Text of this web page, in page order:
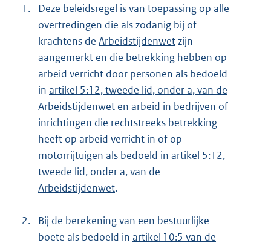
1.
Deze beleidsregel is van toepassing op alle
overtredingen die als zodanig bij of
krachtens de Arbeidstijdenwetzijn
aangemerkt en die betrekking hebben op
arbeid verricht door personen als bedoeld
in artikel 5:12, tweede lid, onder a, van de
Arbeidstijdenwet en arbeid in bedrijven of
inrichtingen die rechtstreeks betrekking
heeft op arbeid verricht in of op
motorrijtuigen als bedoeld in artikel 5:12,
tweede lid, onder a, van de
Arbeidstijdenwet.
2.
Bij de berekening van een bestuurlijke
boete als bedoeld in artikel 10:5 van de